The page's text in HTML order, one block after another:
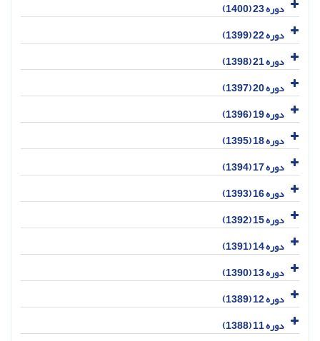
دوره 23 (1400)
دوره 22 (1399)
دوره 21 (1398)
دوره 20 (1397)
دوره 19 (1396)
دوره 18 (1395)
دوره 17 (1394)
دوره 16 (1393)
دوره 15 (1392)
دوره 14 (1391)
دوره 13 (1390)
دوره 12 (1389)
دوره 11 (1388)